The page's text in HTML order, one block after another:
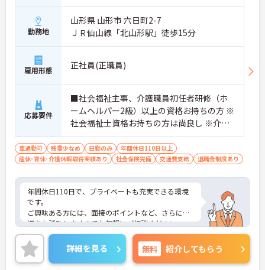
勤務地
山形県 山形市 六日町2-7
ＪＲ仙山線「北山形駅」徒歩15分
雇用形態 正社員(正職員)
応募要件
■社会福祉主事、介護職員初任者研修（ホ
ームヘルパー2級）以上の資格お持ちの方 ※
社会福祉士資格お持ちの方は尚良し ※介護
施設における経験がある方は尚良し
車通勤可 残業少なめ 日勤のみ
年間休日110日以上
産休･育休･介護休暇取得実績あり
社会保険完備 交通費支給 退職金制度あり
年間休日110日で、プライベートも充実できる環境
です。
ご興味ある方には、面接のポイントなど、さらに詳
細をお話致しますのでお気軽にご相談ください。
詳細を見る 無料 紹介してもらう